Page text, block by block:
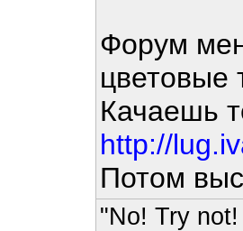
Форум
цветовые
Качаешь
http://
Потом
"No! Try